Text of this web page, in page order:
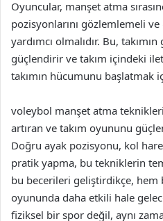
Oyuncular, manşet atma
pozisyonlarını gözlemlemeli
yardımcı olmalıdır. Bu,
güçlendirir ve takım içindeki
takımın hücumunu başlatmak
voleybol manşet atma
artıran ve takım oyununu
Doğru ayak pozisyonu, kol
pratik yapma, bu tekniklerin
bu becerileri geliştirdikçe, hem
oyununda daha etkili hale
fiziksel bir spor değil, aynı